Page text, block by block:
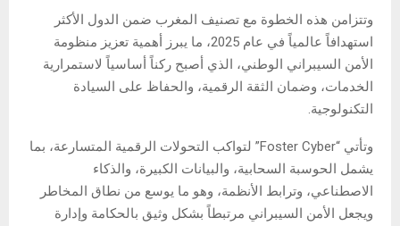
وتتزامن هذه الخطوة مع تصنيف المغرب ضمن الدول الأكثر
استهدافاً عالمياً في عام 2025، ما يبرز أهمية تعزيز منظومة
الأمن السيبراني الوطني، الذي أصبح ركناً أساسياً لاستمرارية
الخدمات، وضمان الثقة الرقمية، والحفاظ على السيادة
التكنولوجية.
وتأتي “Foster Cyber” لتواكب التحولات الرقمية المتسارعة، بما
يشمل الحوسبة السحابية، والبيانات الكبيرة، والذكاء
الاصطناعي، وترابط الأنظمة، وهو ما يوسع من نطاق المخاطر
ويجعل الأمن السيبراني مرتبطاً بشكل وثيق بالحكامة وإدارة